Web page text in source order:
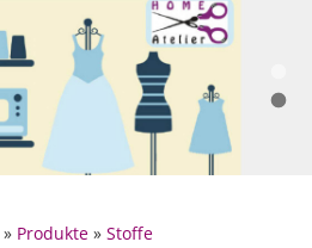
» Produkte » Stoffe